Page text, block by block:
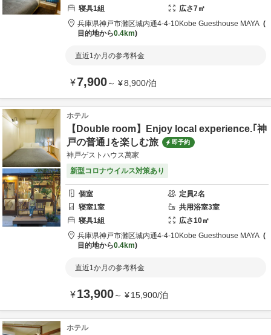
寝具1組 広さ7㎡
兵庫県神戸市灘区城内通4-4-10Kobe Guesthouse MAYA
目的地から0.4km
直近1か月の参考料金
¥7,900～ ¥8,900/泊
ホテル
【Double room】Enjoy local experience.｢神
戸の普通｣を楽しむ旅
即予約
神戸ゲストハウス萬家
新型コロナウイルス対策あり
個室 定員2名
寝室1室 共用浴室3室
寝具1組 広さ10㎡
兵庫県神戸市灘区城内通4-4-10Kobe Guesthouse MAYA
目的地から0.4km
直近1か月の参考料金
¥13,900～ ¥15,900/泊
ホテル